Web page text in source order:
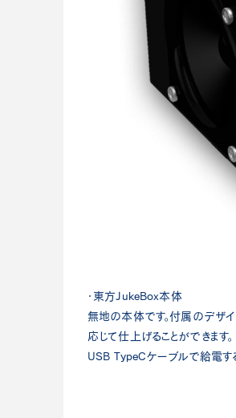
・東方JukeBox本体
無地の本体です。付属のデザイ
応じて仕上げることができます。
USB TypeCケーブルで給電す